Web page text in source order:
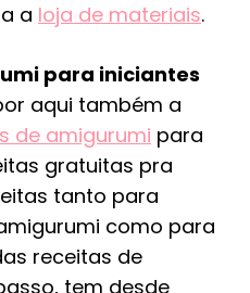
a loja de materiais.
para iniciantes
aqui também a
de amigurumi para
gratuitas pra
tanto para
como para
receitas de
tem desde